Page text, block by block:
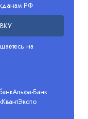
РФ
на
Альфа-Банк
КвантЭкспо